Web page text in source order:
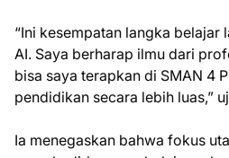
“Ini kesempatan langka belajar
AI. Saya berharap ilmu dari
bisa saya terapkan di SMAN 4
pendidikan secara lebih luas,”
Ia menegaskan bahwa fokus